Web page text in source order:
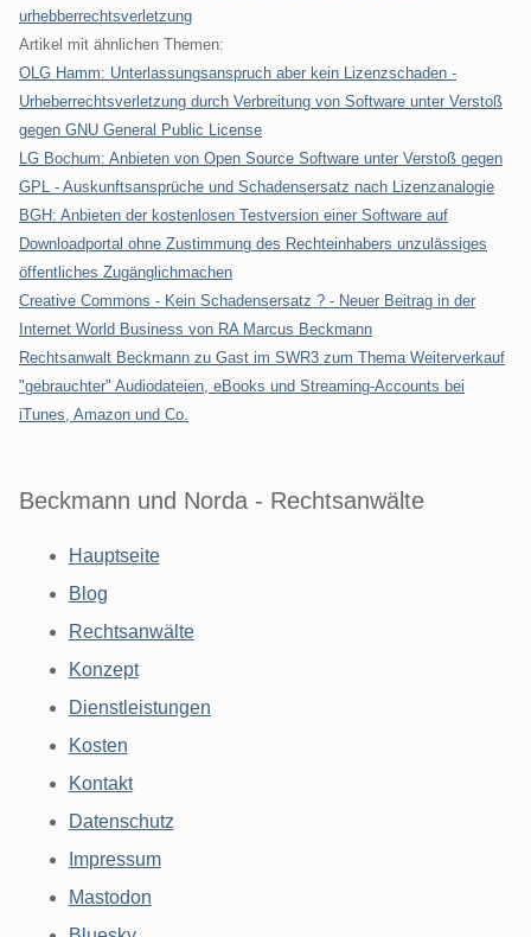
urhebberrechtsverletzung
Artikel mit ähnlichen Themen:
OLG Hamm: Unterlassungsanspruch aber kein Lizenzschaden -
Urheberrechtsverletzung durch Verbreitung von Software unter Verstoß
gegen GNU General Public License
LG Bochum: Anbieten von Open Source Software unter Verstoß gegen
GPL - Auskunftsansprüche und Schadensersatz nach Lizenzanalogie
BGH: Anbieten der kostenlosen Testversion einer Software auf
Downloadportal ohne Zustimmung des Rechteinhabers unzulässiges
öffentliches Zugänglichmachen
Creative Commons - Kein Schadensersatz ? - Neuer Beitrag in der
Internet World Business von RA Marcus Beckmann
Rechtsanwalt Beckmann zu Gast im SWR3 zum Thema Weiterverkauf
"gebrauchter" Audiodateien, eBooks und Streaming-Accounts bei
iTunes, Amazon und Co.
Beckmann und Norda - Rechtsanwälte
Hauptseite
Blog
Rechtsanwälte
Konzept
Dienstleistungen
Kosten
Kontakt
Datenschutz
Impressum
Mastodon